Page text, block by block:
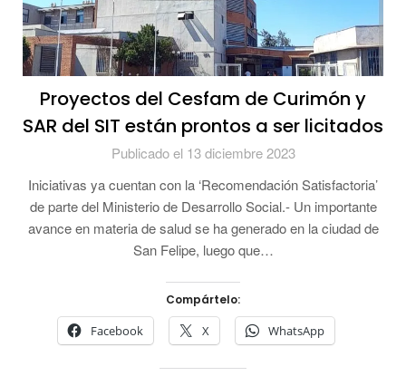
Proyectos del Cesfam de Curimón y
SAR del SIT están prontos a ser licitados
Publicado el 13 diciembre 2023
Iniciativas ya cuentan con la ‘Recomendación Satisfactoria’
de parte del Ministerio de Desarrollo Social.- Un importante
avance en materia de salud se ha generado en la ciudad de
San Felipe, luego que…
Compártelo:
Facebook X WhatsApp